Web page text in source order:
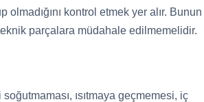
kontrol etmek yer alır. Bunun
parçalara müdahale edilmemelidir.
ısıtmaya geçmemesi, iç